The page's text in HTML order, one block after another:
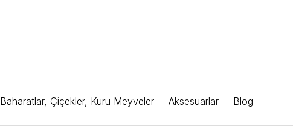
Baharatlar, Çiçekler, Kuru Meyveler Aksesuarlar Blog